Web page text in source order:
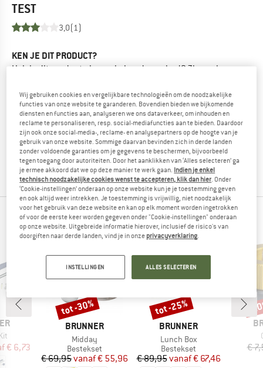
TEST
3,0(1)
KEN JE DIT PRODUCT?
Heb je dit product al eens in handen gehad? Zin om je
Andere bergvrienden zijn blij om jouw feedback te lezen -
deel het met hen.
BEOORDELING SCHRIJVEN
PRODUCT KOPEN
FAVORIETE PRODUCTEN VAN BRUNNER
prijs
€ 6,73
MERK
BRUNNER
Artikel
Midday
Productgroep
Bestekset
Prijs
€ 69,95 Verlaagde prijs
vanaf€ 55,96
Korting
tot -30%
MERK
BRUNNER
Artikel
Lunch Box
Productgroep
Bestekset
Prijs
€ 89,95 Verlaagde prijs
vanaf€ 67,46
Korting
tot -25%
€
-
Wij gebruiken cookies en vergelijkbare technologieën om de noodzakelijke
functies van onze website te garanderen. Bovendien bieden we bijkomende
diensten en functies aan, analyseren we ons dataverkeer, om inhouden en
reclame te personaliseren, resp. social-mediafuncties aan te bieden. Daardoor
zijn ook onze social-media-, reclame- en analysepartners op de hoogte van je
gebruik van onze website. Sommige daarvan bevinden zich in derde landen
zonder voldoende garanties om je gegevens te beschermen, bijvoorbeeld
tegen toegang door autoriteiten. Door het aanklikken van ‘Alles selecteren’ ga
je ermee akkoord dat we op deze manier te werk gaan. Indien je enkel
technisch noodzakelijke cookies wenst te accepteren, klik dan hier . Onder
‘Cookie-instellingen’ onderaan op onze website kun je je toestemming geven
en ook altijd weer intrekken. Je toestemming is vrijwillig, niet noodzakelijk
voor het gebruik van deze website en kan op elk moment worden ingetrokken
of voor de eerste keer worden gegeven onder "Cookie-instellingen" onderaan
op onze website. Uitgebreide informatie hierover, inclusief de risico's van
doorgiften naar derde landen, vind je in onze privacyverklaring
INSTELLINGEN ALLES SELECTEREN